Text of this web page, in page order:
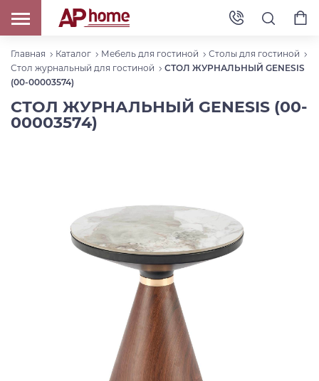
Главная Каталог Мебель для гостиной
Столы для гостиной
Стол журнальный для гостиной
СТОЛ ЖУРНАЛЬНЫЙ GENESIS
(00-00003574)
СТОЛ ЖУРНАЛЬНЫЙ GENESIS (00-
00003574)